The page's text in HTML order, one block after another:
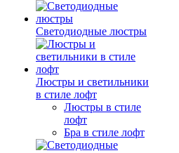
Светодиодные люстры
Люстры и светильники
в стиле лофт
Люстры в стиле
лофт
Бра в стиле лофт